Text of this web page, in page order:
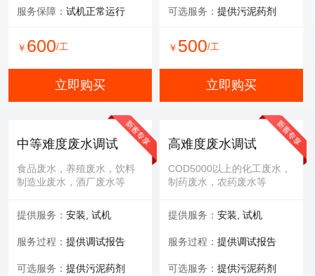
服务保障： 试机正常运行
￥ 600/工
立即购买
可选服务： 提供污泥药剂
￥ 500/工
立即购买
中等难度废水调试
食品废水，养殖废水，饮料
制造业废水，酒厂废水等
提供服务： 安装, 试机
服务过程： 提供调试报告
可选服务： 提供污泥药剂
高难度废水调试
COD5000以上的化工废水，
制药废水，农药废水等
提供服务： 安装, 试机
服务过程： 提供调试报告
可选服务： 提供污泥药剂